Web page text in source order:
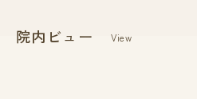
院内ビュー View